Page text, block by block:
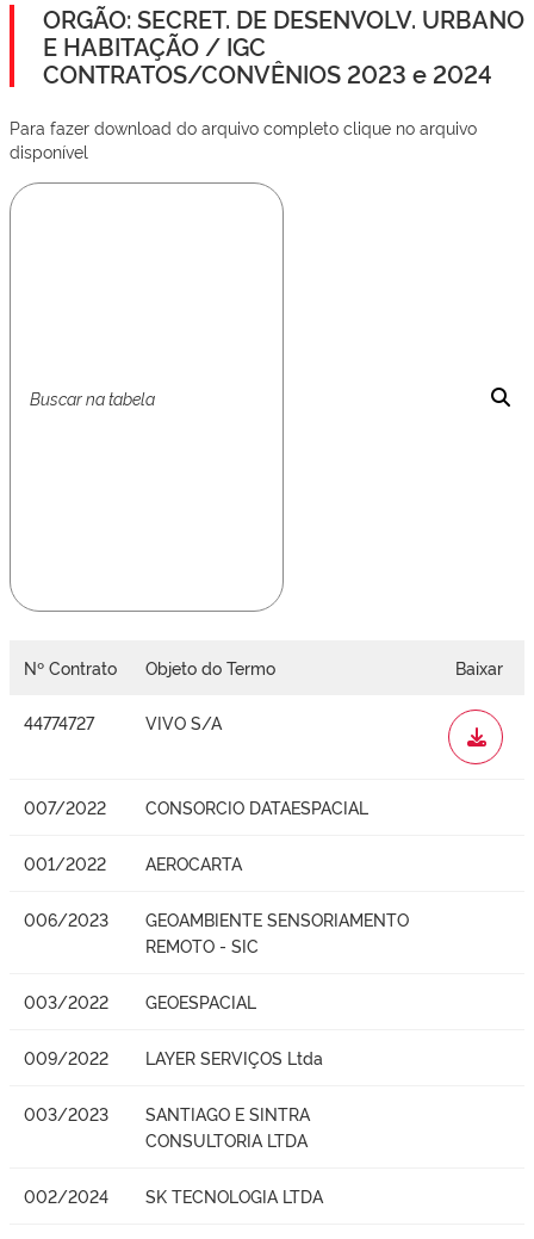
ORGÃO: SECRET. DE DESENVOLV. URBANO
E HABITAÇÃO / IGC
CONTRATOS/CONVÊNIOS 2023 e 2024
Para fazer download do arquivo completo clique no arquivo
disponível
Nº Contrato Objeto do Termo Baixar
44774727 VIVO S/A
WORD
007/2022 CONSORCIO DATAESPACIAL
001/2022 AEROCARTA
006/2023
GEOAMBIENTE SENSORIAMENTO
REMOTO - SIC
003/2022 GEOESPACIAL
009/2022 LAYER SERVIÇOS Ltda
003/2023
SANTIAGO E SINTRA
CONSULTORIA LTDA
002/2024 SK TECNOLOGIA LTDA